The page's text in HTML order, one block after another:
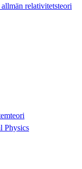
relativitetsteori
Physics